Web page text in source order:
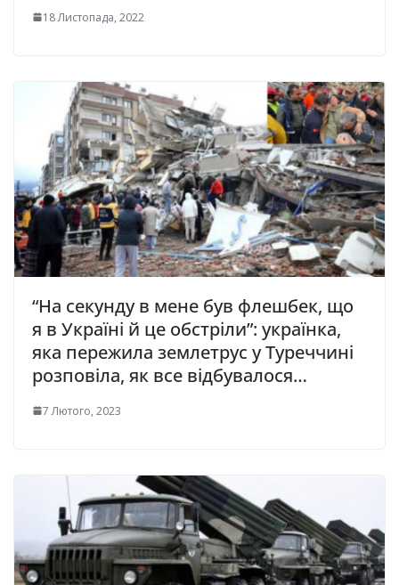
18 Листопада, 2022
“На секунду в мене був флешбек, що
я в Україні й це обстріли”: українка,
яка пережила землетрус у Туреччині
розповіла, як все відбувалося…
7 Лютого, 2023